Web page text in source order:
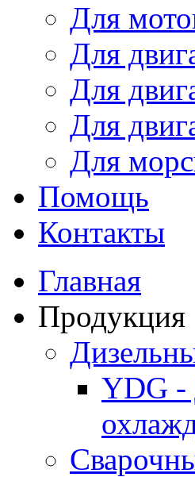
Для
Для
Для
Для
Для
Помощь
Контакты
Главная
Продукция
YDG -